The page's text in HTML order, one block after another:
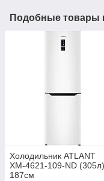
Подобные товары
Холодильник ATLANT
ХМ-4621-109-ND (305л)
187см